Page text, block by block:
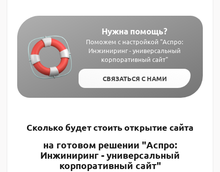
Нужна помощь?
Поможем с настройкой "Аспро:
Инжиниринг - универсальный
корпоративный сайт"
СВЯЗАТЬСЯ С НАМИ
Сколько будет стоить открытие сайта
на готовом решении "Аспро:
Инжиниринг - универсальный
корпоративный сайт"